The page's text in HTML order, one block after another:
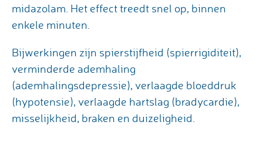
midazolam. Het effect treedt snel op, binnen
enkele minuten.
Bijwerkingen zijn spierstijfheid (spierrigiditeit),
verminderde ademhaling
(ademhalingsdepressie), verlaagde bloeddruk
(hypotensie), verlaagde hartslag (bradycardie),
misselijkheid, braken en duizeligheid.